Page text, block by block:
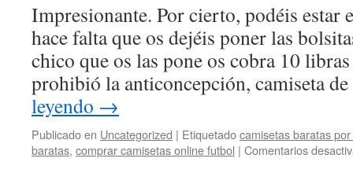
Impresionante. Por cierto, podéis estar
hace falta que os dejéis poner las
chico que os las pone os cobra 10
prohibió la anticoncepción, camiseta
leyendo →
Publicado en Uncategorized | Etiquetadocamisetas baratas
baratas, comprar camisetas online futbol | Comentarios